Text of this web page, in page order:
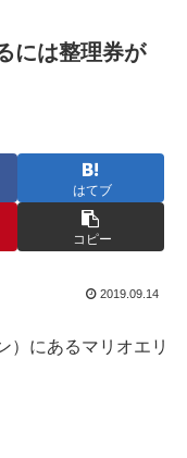
には整理券が
はてブ
コピー
2019.09.14
）にあるマリオエリ